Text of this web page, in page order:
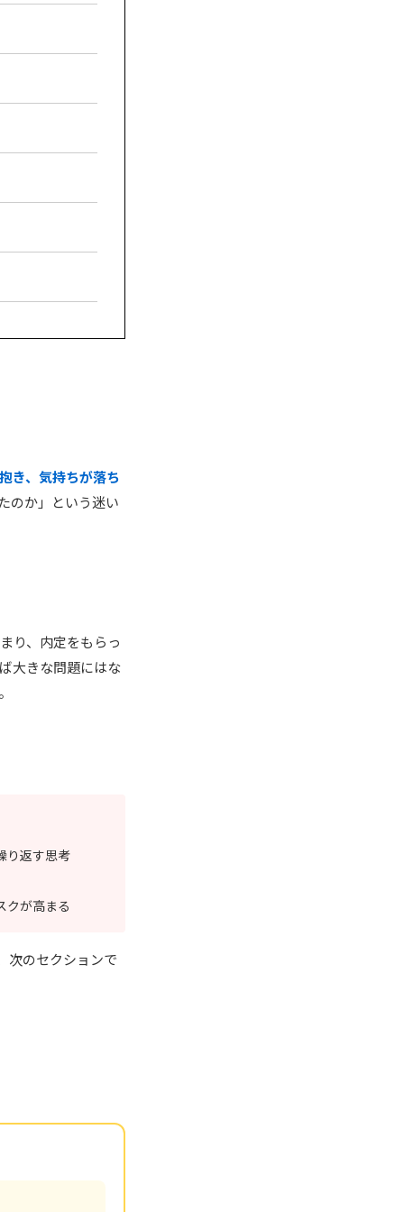
き、気持ちが落ち
のか」という迷い
り、内定をもらっ
大きな問題にはな
り返す思考
クが高まる
次のセクションで